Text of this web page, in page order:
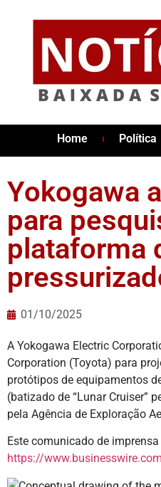
Home Política
Yokogawa
para
plataforma
01/10/2025
A Yokogawa Electric
Corporation (Toyota) para
protótipos de equipamentos
(batizado de “Lunar Cruiser”
pela Agência de Exploração
Este comunicado de
https://